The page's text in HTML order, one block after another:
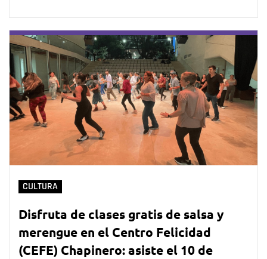
CULTURA
Disfruta de clases gratis de salsa y
merengue en el Centro Felicidad
(CEFE) Chapinero: asiste el 10 de